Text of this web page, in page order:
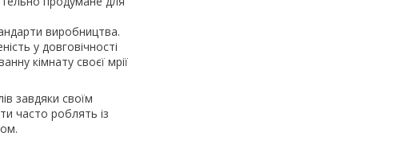
виробництва.
у довговічності
кімнату своєї мрії
завдяки своїм
часто роблять із